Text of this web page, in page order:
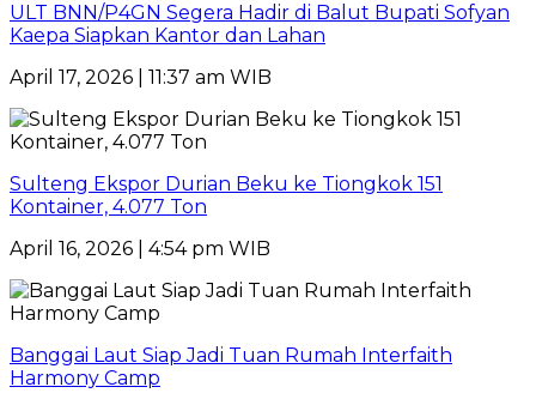
ULT BNN/P4GN Segera Hadir di Balut Bupati Sofyan
Kaepa Siapkan Kantor dan Lahan
April 17, 2026 | 11:37 am WIB
Sulteng Ekspor Durian Beku ke Tiongkok 151
Kontainer, 4.077 Ton
April 16, 2026 | 4:54 pm WIB
Banggai Laut Siap Jadi Tuan Rumah Interfaith
Harmony Camp